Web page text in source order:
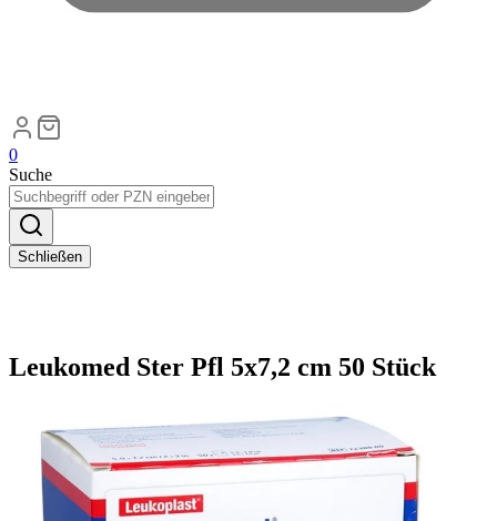
0
Suche
Schließen
Leukomed Ster Pfl 5x7,2 cm 50 Stück